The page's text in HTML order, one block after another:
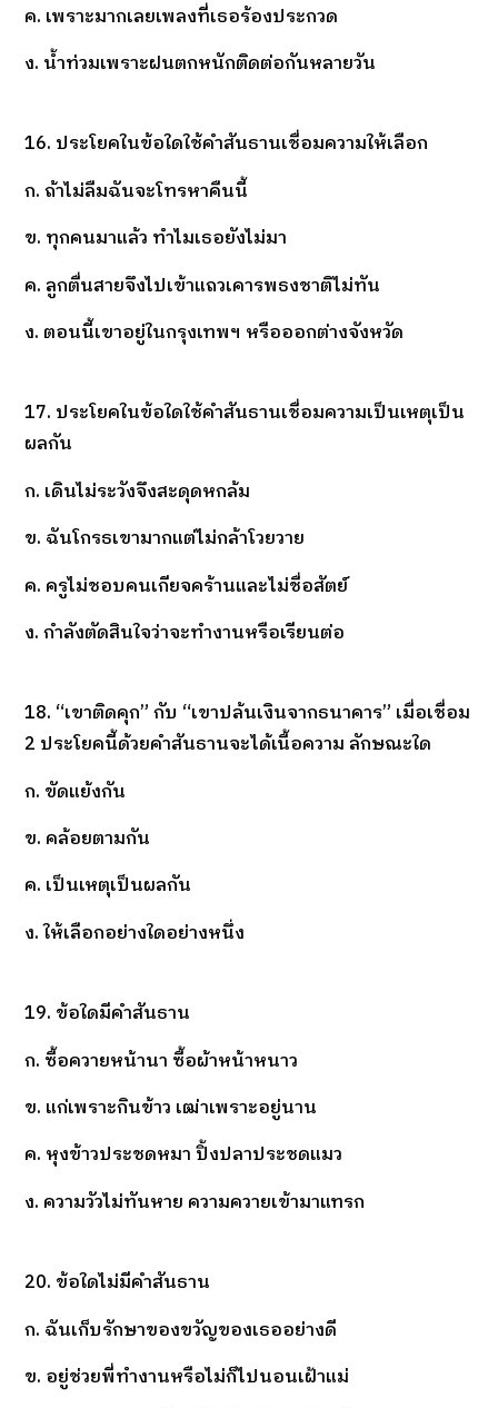
ค. เพราะมากเลยเพลงที่เธอร้องประกวด
ง. น้ำท่วมเพราะฝนตกหนักติดต่อกันหลายวัน
16. ประโยคในข้อใดใช้คำสันธานเชื่อมความให้เลือก
ก. ถ้าไม่ลืมฉันจะโทรหาคืนนี้
ข. ทุกคนมาแล้ว ทำไมเธอยังไม่มา
ค. ลูกตื่นสายจึงไปเข้าแถวเคารพธงชาติไม่ทัน
ง. ตอนนี้เขาอยู่ในกรุงเทพฯ หรือออกต่างจังหวัด
17. ประโยคในข้อใดใช้คำสันธานเชื่อมความเป็นเหตุเป็น
ผลกัน
ก. เดินไม่ระวังจึงสะดุดหกล้ม
ข. ฉันโกรธเขามากแต่ไม่กล้าโวยวาย
ค. ครูไม่ชอบคนเกียจคร้านและไม่ชื่อสัตย์
ง. กำลังตัดสินใจว่าจะทำงานหรือเรียนต่อ
18. “เขาติดคุก” กับ “เขาปล้นเงินจากธนาคาร” เมื่อเชื่อม
2 ประโยคนี้ด้วยคำสันธานจะได้เนื้อความ ลักษณะใด
ก. ขัดแย้งกัน
ข. คล้อยตามกัน
ค. เป็นเหตุเป็นผลกัน
ง. ให้เลือกอย่างใดอย่างหนึ่ง
19. ข้อใดมีคำสันธาน
ก. ซื้อควายหน้านา ซื้อผ้าหน้าหนาว
ข. แก่เพราะกินข้าว เฒ่าเพราะอยู่นาน
ค. หุงข้าวประชดหมา ปิ้งปลาประชดแมว
ง. ความวัวไม่ทันหาย ความควายเข้ามาแทรก
20. ข้อใดไม่มีคำสันธาน
ก. ฉันเก็บรักษาของขวัญของเธออย่างดี
ข. อยู่ช่วยพี่ทำงานหรือไม่ก็ไปนอนเฝ้าแม่